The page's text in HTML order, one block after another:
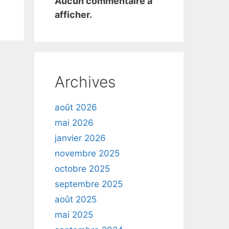
afficher.
Archives
août 2026
mai 2026
janvier 2026
novembre 2025
octobre 2025
septembre 2025
août 2025
mai 2025